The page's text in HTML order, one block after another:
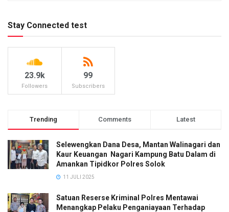
Stay Connected test
23.9k
Followers
99
Subscribers
Trending Comments Latest
Selewengkan Dana Desa, Mantan Walinagari dan
Kaur Keuangan Nagari Kampung Batu Dalam di
Amankan Tipidkor Polres Solok
11 JULI 2025
Satuan Reserse Kriminal Polres Mentawai
Menangkap Pelaku Penganiayaan Terhadap